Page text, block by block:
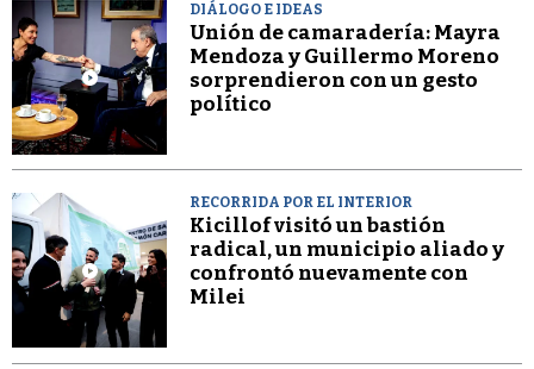
DIÁLOGO E IDEAS
Unión de camaradería: Mayra
Mendoza y Guillermo Moreno
sorprendieron con un gesto
político
RECORRIDA POR EL INTERIOR
Kicillof visitó un bastión
radical, un municipio aliado y
confrontó nuevamente con
Milei